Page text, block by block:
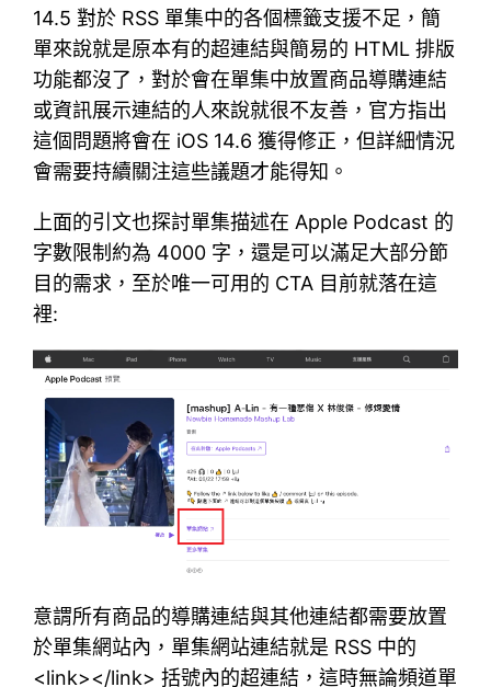
14.5 對於 RSS 單集中的各個標籤支援不足，簡
單來說就是原本有的超連結與簡易的 HTML 排版
功能都沒了，對於會在單集中放置商品導購連結
或資訊展示連結的人來說就很不友善，官方指出
這個問題將會在 iOS 14.6 獲得修正，但詳細情況
會需要持續關注這些議題才能得知。
上面的引文也探討單集描述在 Apple Podcast 的
字數限制約為 4000 字，還是可以滿足大部分節
目的需求，至於唯一可用的 CTA 目前就落在這
裡:
意謂所有商品的導購連結與其他連結都需要放置
於單集網站內，單集網站連結就是 RSS 中的
<link></link> 括號內的超連結，這時無論頻道單